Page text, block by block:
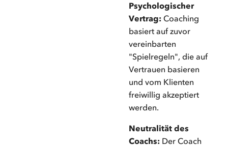
Psychologischer
Vertrag: Coaching
basiert auf zuvor
vereinbarten
"Spielregeln", die auf
Vertrauen basieren
und vom Klienten
freiwillig akzeptiert
werden.
Neutralität des
Coachs: Der Coach